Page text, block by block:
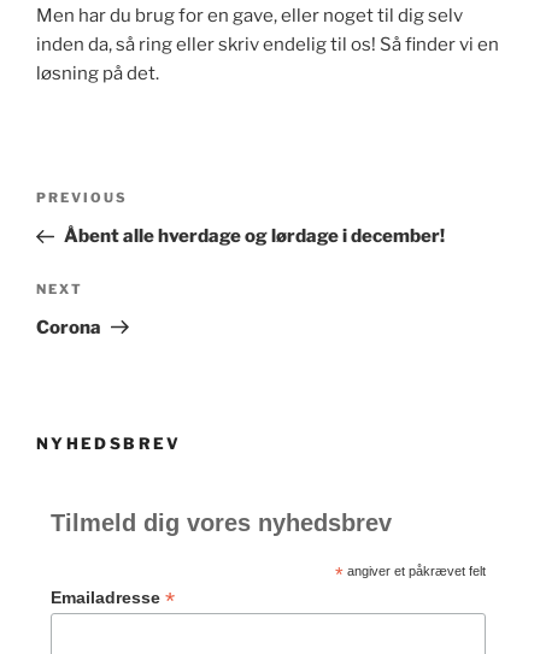
Men har du brug for en gave, eller noget til dig selv
inden da, så ring eller skriv endelig til os! Så finder vi en
løsning på det.
navigation
Previous
Post
PREVIOUS
Åbent alle hverdage og lørdage i december!
Next
Post
NEXT
Corona
NYHEDSBREV
Tilmeld dig vores nyhedsbrev
*angiver et påkrævet felt
Emailadresse *